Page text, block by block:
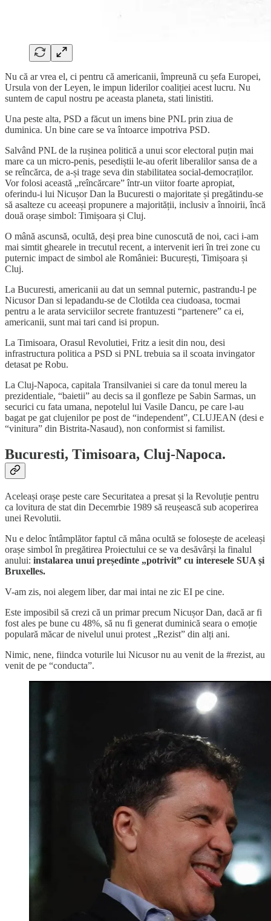
Nu că ar vrea el, ci pentru că americanii, împreună cu șefa Europei,
Ursula von der Leyen, le impun liderilor coaliției acest lucru. Nu
suntem de capul nostru pe aceasta planeta, stati linistiti.
Una peste alta, PSD a făcut un imens bine PNL prin ziua de
duminica. Un bine care se va întoarce impotriva PSD.
Salvând PNL de la rușinea politică a unui scor electoral puțin mai
mare ca un micro-penis, pesediștii le-au oferit liberalilor sansa de a
se reîncărca, de a-și trage seva din stabilitatea social-democraților.
Vor folosi această „reîncărcare” într-un viitor foarte apropiat,
oferindu-i lui Nicușor Dan la Bucuresti o majoritate și pregătindu-se
să asalteze cu aceeași propunere a majorității, inclusiv a înnoirii, încă
două orașe simbol: Timișoara și Cluj.
O mână ascunsă, ocultă, deși prea bine cunoscută de noi, caci i-am
mai simtit ghearele in trecutul recent, a intervenit ieri în trei zone cu
puternic impact de simbol ale României: București, Timișoara și
Cluj.
La Bucuresti, americanii au dat un semnal puternic, pastrandu-l pe
Nicusor Dan si lepadandu-se de Clotilda cea ciudoasa, tocmai
pentru a le arata serviciilor secrete frantuzesti “partenere” ca ei,
americanii, sunt mai tari cand isi propun.
La Timisoara, Orasul Revolutiei, Fritz a iesit din nou, desi
infrastructura politica a PSD si PNL trebuia sa il scoata invingator
detasat pe Robu.
La Cluj-Napoca, capitala Transilvaniei si care da tonul mereu la
prezidentiale, “baietii” au decis sa il gonfleze pe Sabin Sarmas, un
securici cu fata umana, nepotelul lui Vasile Dancu, pe care l-au
bagat pe gat clujenilor pe post de “independent”, CLUJEAN (desi e
“vinitura” din Bistrita-Nasaud), non conformist si familist.
Bucuresti, Timisoara, Cluj-Napoca.
Aceleași orașe peste care Securitatea a presat și la Revoluție pentru
ca lovitura de stat din Decemrbie 1989 să reușească sub acoperirea
unei Revolutii.
Nu e deloc întâmplător faptul că mâna ocultă se folosește de aceleași
orașe simbol în pregătirea Proiectului ce se va desăvârși la finalul
anului: instalarea unui președinte „potrivit” cu interesele SUA și
Bruxelles.
V-am zis, noi alegem liber, dar mai intai ne zic EI pe cine.
Este imposibil să crezi că un primar precum Nicușor Dan, dacă ar fi
fost ales pe bune cu 48%, să nu fi generat duminică seara o emoție
populară măcar de nivelul unui protest „Rezist” din alți ani.
Nimic, nene, fiindca voturile lui Nicusor nu au venit de la #rezist, au
venit de pe “conducta”.